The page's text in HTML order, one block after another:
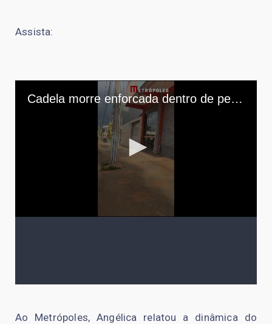
Assista:
Ao Metrópoles, Angélica relatou a dinâmica do